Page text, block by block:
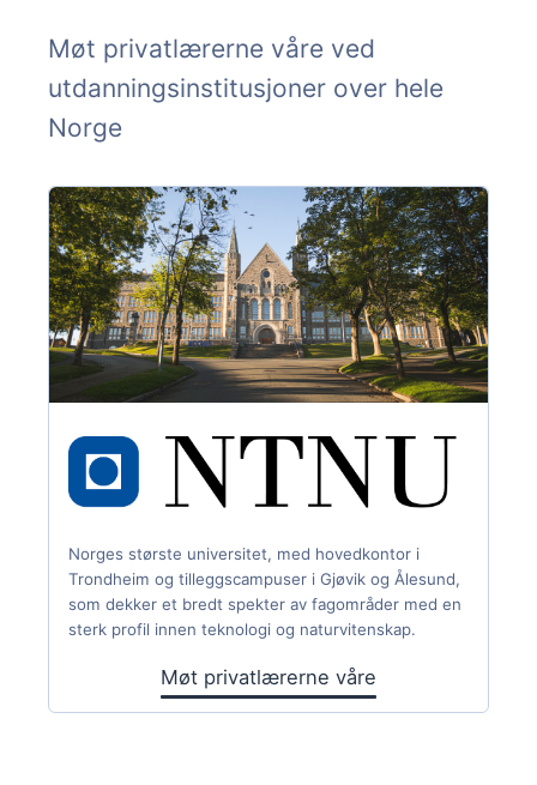
Møt privatlærerne våre ved
utdanningsinstitusjoner over hele
Norge
Norges største universitet, med hovedkontor i
Trondheim og tilleggscampuser i Gjøvik og Ålesund,
som dekker et bredt spekter av fagområder med en
sterk profil innen teknologi og naturvitenskap.
Møt privatlærerne våre